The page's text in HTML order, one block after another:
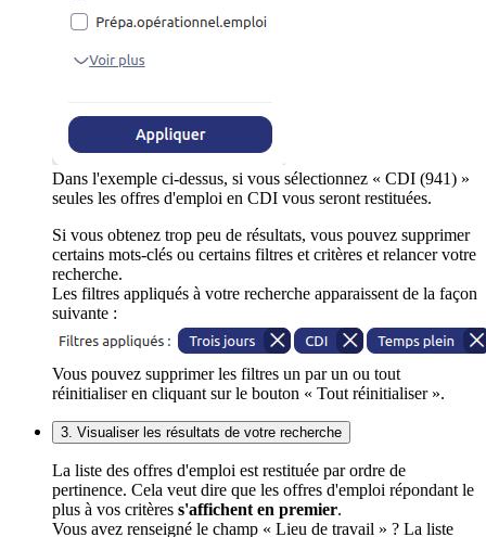
Dans l'exemple ci-dessus, si vous sélectionnez « CDI (941) »
seules les offres d'emploi en CDI vous seront restituées.
Si vous obtenez trop peu de résultats, vous pouvez supprimer
certains mots-clés ou certains filtres et critères et relancer votre
recherche.
Les filtres appliqués à votre recherche apparaissent de la façon
suivante :
Vous pouvez supprimer les filtres un par un ou tout
réinitialiser en cliquant sur le bouton « Tout réinitialiser ».
3. Visualiser les résultats de votre recherche
La liste des offres d'emploi est restituée par ordre de
pertinence. Cela veut dire que les offres d'emploi répondant le
plus à vos critères s'affichent en premier.
Vous avez renseigné le champ « Lieu de travail » ? La liste